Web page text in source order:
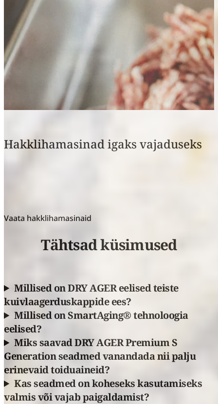
Hakklihamasinad igaks vajaduseks
Vaata hakklihamasinaid
Tähtsad küsimused
Millised on DRY AGER eelised teiste
kuivlaagerduskappide ees?
Millised on SmartAging® tehnoloogia
eelised?
Miks saavad DRY AGER Premium S
Generation seadmed vanandada nii palju
erinevaid toiduaineid?
Kas seadmed on koheseks kasutamiseks
valmis või vajab paigaldamist?